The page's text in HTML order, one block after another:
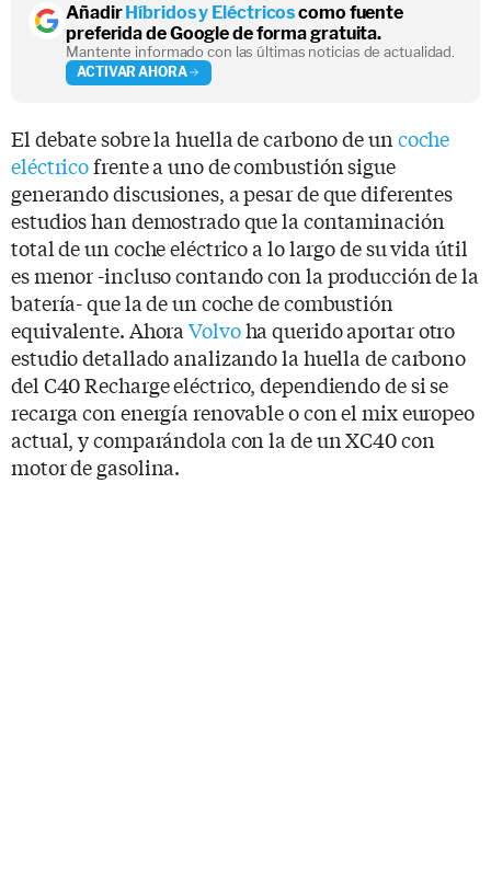
AñadirHíbridos y Eléctricoscomo fuente
preferida de Google de forma gratuita.
Mantente informado con las últimas noticias de actualidad.
ACTIVAR AHORA
El debate sobre la huella de carbono de uncoche
eléctricofrente a uno de combustión sigue
generando discusiones, a pesar de que diferentes
estudios han demostrado que la contaminación
total de un coche eléctrico a lo largo de su vida útil
es menor -incluso contando con la producción de la
batería- que la de un coche de combustión
equivalente. AhoraVolvoha querido aportar otro
estudio detallado analizando la huella de carbono
del C40 Recharge eléctrico, dependiendo de si se
recarga con energía renovable o con el mix europeo
actual, y comparándola con la de un XC40 con
motor de gasolina.